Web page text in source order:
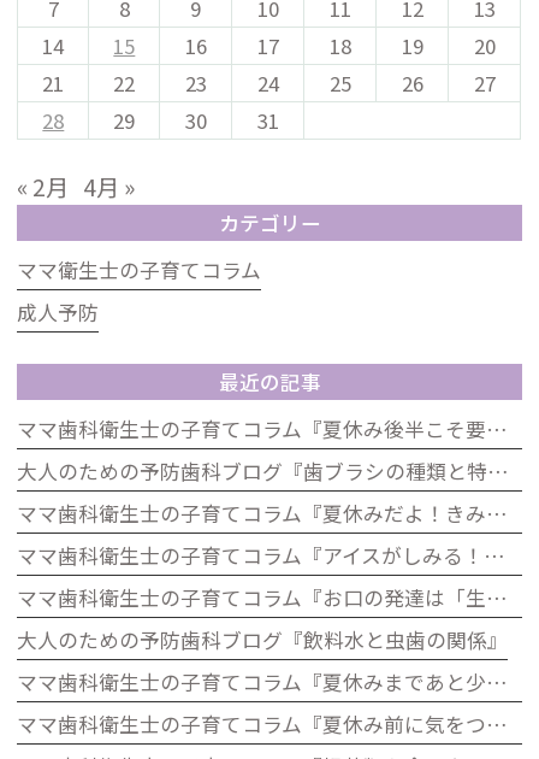
7
8 9 10 11 12
13
14
15 16 17 18 19
20
21
22 23 24 25 26
27
28
29 30 31
« 2月 4月 »
カテゴリー
ママ衛生士の子育てコラム
成人予防
最近の記事
ママ歯科衛生士の子育てコラム『夏休み後半こそ要注意！生活リズムとお口の健康の関係』
大人のための予防歯科ブログ『歯ブラシの種類と特徴』
ママ歯科衛生士の子育てコラム『夏休みだよ！きみの歯は大丈夫？「むし歯ゼロ」大作戦』
ママ歯科衛生士の子育てコラム『アイスがしみる！それ、虫歯じゃないかも？子どもの知覚過敏について』
ママ歯科衛生士の子育てコラム『お口の発達は「生きる力」歯科から考える子どもの発達』
大人のための予防歯科ブログ『飲料水と虫歯の関係』
ママ歯科衛生士の子育てコラム『夏休みまであと少し！歯をピカピカにして楽しい夏を迎えよう』
ママ歯科衛生士の子育てコラム『夏休み前に気をつけたい！お子さんのお口の健康チェック』